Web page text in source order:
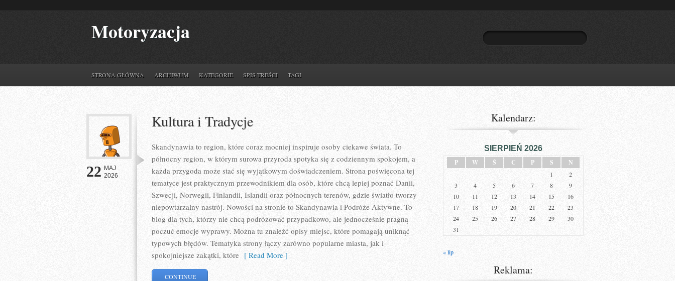
Motoryzacja
STRONA GŁÓWNA ARCHIWUM KATEGORIE SPIS TREŚCI TAGI
22 MAJ
2026
Kultura i Tradycje
Skandynawia to region, które coraz mocniej inspiruje osoby ciekawe świata. To
północny region, w którym surowa przyroda spotyka się z codziennym spokojem, a
każda przygoda może stać się wyjątkowym doświadczeniem. Strona poświęcona tej
tematyce jest praktycznym przewodnikiem dla osób, które chcą lepiej poznać Danii,
Szwecji, Norwegii, Finlandii, Islandii oraz północnych terenów, gdzie światło tworzy
niepowtarzalny nastrój. Nowości na stronie to Skandynawia i Podróże Aktywne. To
blog dla tych, którzy nie chcą podróżować przypadkowo, ale jednocześnie pragną
poczuć emocje wyprawy. Można tu znaleźć opisy miejsc, które pomagają uniknąć
typowych błędów. Tematyka strony łączy zarówno popularne miasta, jak i
spokojniejsze zakątki, które [ Read More ]
CONTINUE
Kalendarz:
SIERPIEŃ 2026
P
W Ś C P S N
1
2
3
4 5 6 7 8
9
10
11 12 13 14 15
16
17
18 19 20 21 22
23
24
25 26 27 28 29
30
31
« lip
Reklama: